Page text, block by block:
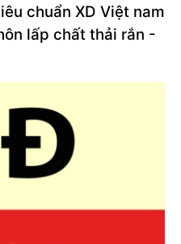
chuẩn XD Việt nam
lấp chất thải rắn -